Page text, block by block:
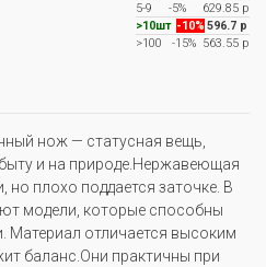
5-9
-5%
629.85 р
>10шт -10% 596.7 р
>100
-15% 563.55 р
нож — статусная вещь,
и на природе.Нержавеющая
но плохо поддается заточке. В
модели, которые способны
Материал отличается высоким
баланс.Они практичны при